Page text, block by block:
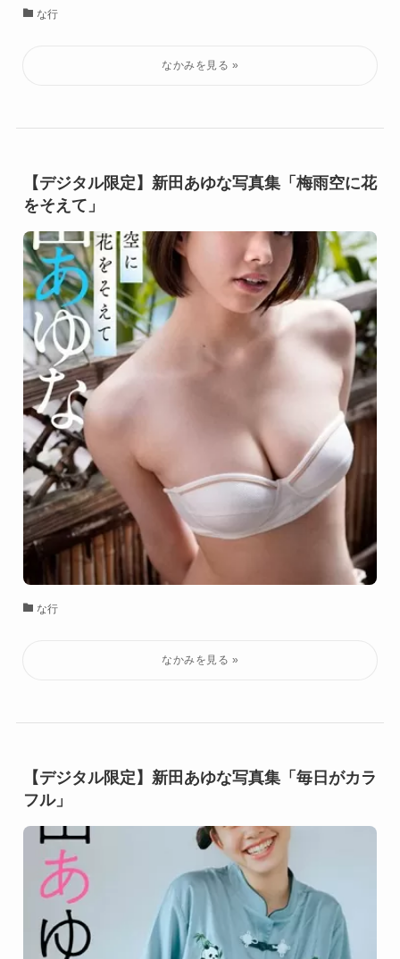
な行
【デジタル限定】新田あゆな写真集「梅雨空に花
をそえて」
な行
【デジタル限定】新田あゆな写真集「毎日がカラ
フル」